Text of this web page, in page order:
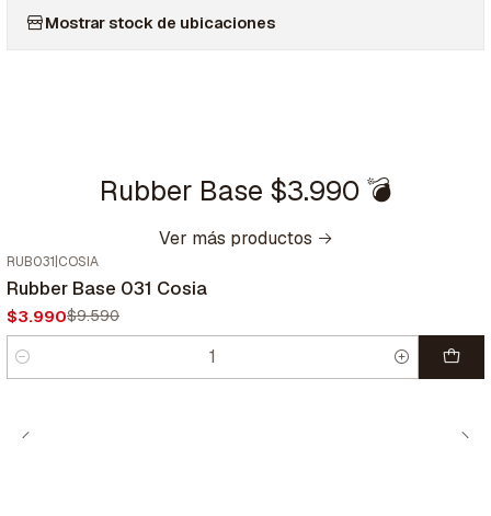
Mostrar stock de ubicaciones
Rubber Base $3.990 💣
Ver más productos
-58%
RUB031 COSIA
Rubber Base 031 Cosia
$3.990$9.590
Cantidad